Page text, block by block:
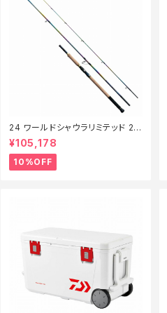
24 ワールドシャウラリミテッド 21
053R-3【継続セール_ロッド】【1
0】
¥105,178
10%OFF